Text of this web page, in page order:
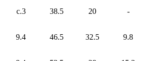
c.3 38.5 20 -
9.4 46.5 32.5 9.8